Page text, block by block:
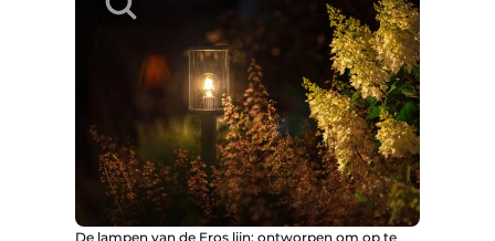
De lampen van de Eros lijn: ontworpen om op te